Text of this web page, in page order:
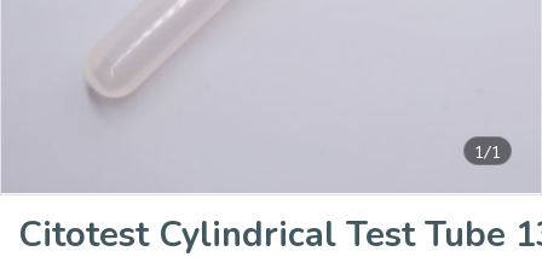
1/1
Citotest Cylindrical Test Tube